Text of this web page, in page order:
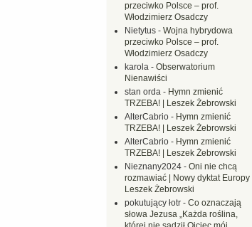
przeciwko Polsce – prof.
Włodzimierz Osadczy
Nietytus - Wojna hybrydowa
przeciwko Polsce – prof.
Włodzimierz Osadczy
karola - Obserwatorium
Nienawiści
stan orda - Hymn zmienić
TRZEBA! | Leszek Żebrowski
AlterCabrio - Hymn zmienić
TRZEBA! | Leszek Żebrowski
AlterCabrio - Hymn zmienić
TRZEBA! | Leszek Żebrowski
Nieznany2024 - Oni nie chcą
rozmawiać | Nowy dyktat Europy |
Leszek Żebrowski
pokutujący łotr - Co oznaczają
słowa Jezusa „Każda roślina,